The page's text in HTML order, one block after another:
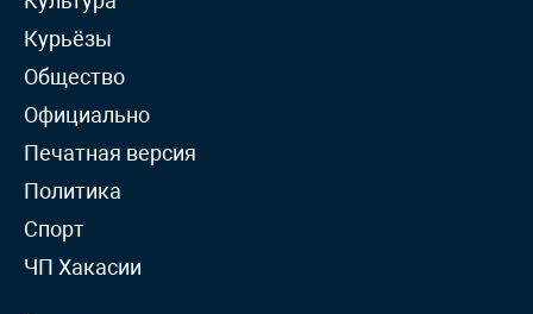
Курьёзы
Общество
Официально
Печатная версия
Политика
Спорт
ЧП Хакасии